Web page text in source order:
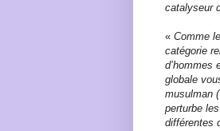
catalyseur
« Comme
catégorie
d’hommes
globale
musulman
perturbe
différentes